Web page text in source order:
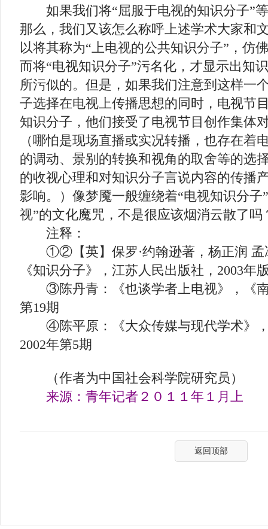
如果我们将“屈服于电视的知识分子”等
那么，我们又该怎么称呼上述学术大家和
以将其称为“上电视的公共知识分子”，仿
而将“电视知识分子”污名化，才显示出知
所污似的。但是，如果我们注意到这样一
子选择在电视上传播思想的同时，电视节
知识分子，他们接受了电视节目创作集体
（哪怕是现场直播或实况转播，也存在着
的调动、景别的转换和视角的取舍等的选
的收视心理和对知识分子言说内容的传播
影响。）像梦魇一般缠绕着“电视知识分子
视”的文化魔咒，不是很应该烟消云散了吗
注释：
①②【英】保罗·约翰逊著，杨正润 孟
《知识分子》，江苏人民出版社，2003年
③陈丹青：《也谈学者上电视》，《南
第19期
④陈平原：《大众传媒与现代学术》，
2002年第5期
（作者为中国社会科学院研究员）
来源：青年记者２０１１年１月上
返回顶部